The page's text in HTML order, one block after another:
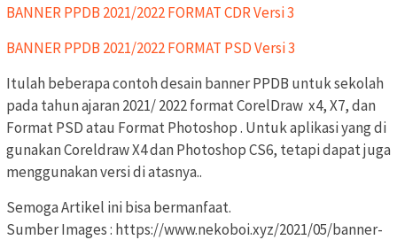
BANNER PPDB 2021/2022 FORMAT CDR Versi 3
BANNER PPDB 2021/2022 FORMAT PSD Versi 3
Itulah beberapa contoh desain banner PPDB untuk sekolah
pada tahun ajaran 2021/ 2022 format CorelDraw x4, X7, dan
Format PSD atau Format Photoshop . Untuk aplikasi yang di
gunakan Coreldraw X4 dan Photoshop CS6, tetapi dapat juga
menggunakan versi di atasnya..
Semoga Artikel ini bisa bermanfaat.
Sumber Images : https://www.nekoboi.xyz/2021/05/banner-